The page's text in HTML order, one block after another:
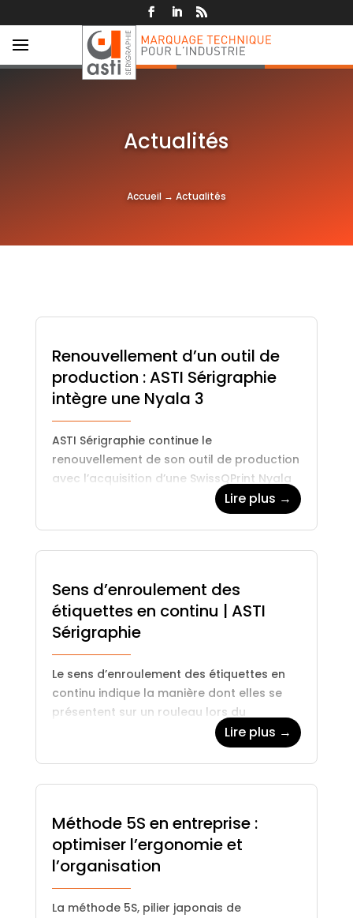
Actualités
Accueil → Actualités
Renouvellement d’un outil de
production : ASTI Sérigraphie
intègre une Nyala 3
ASTI Sérigraphie continue le
renouvellement de son outil de production
avec l’acquisition d’une SwissQPrint Nyala
3. Cette modernisation garantit qualité
d’impression, productivité et confort pour
les projets industriels.
Lire plus →
Sens d’enroulement des
étiquettes en continu | ASTI
Sérigraphie
Le sens d’enroulement des étiquettes en
continu indique la manière dont elles se
présentent sur un rouleau lors du
défilement en machine. Chez ASTI
Sérigraphie, cette information figurant sur
les…
Lire plus →
Méthode 5S en entreprise :
optimiser l’ergonomie et
l’organisation
La méthode 5S, pilier japonais de